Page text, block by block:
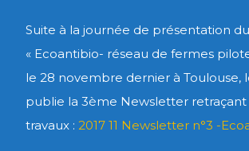
Suite à la journée de présentation
« Ecoantibio- réseau de fermes
le 28 novembre dernier à Toulouse,
publie la 3ème Newsletter retraçant
travaux :2017 11 Newsletter n°3 -